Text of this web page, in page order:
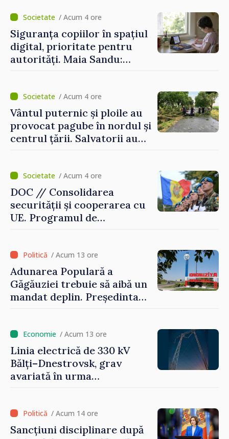
/ Acum 4 ore
Siguranța copiilor în spațiul
digital, prioritate pentru
autorități. Maia Sandu:
protejeze”/ Acum 4 ore
Vântul puternic și ploile au
provocat pagube în nordul și
centrul țării. Salvatorii au
/ Acum 4 ore
DOC // Consolidarea
securității și cooperarea cu
UE. Programul de
perioada 2024–2034,
publicat în Monitorul Oficial
/ Acum 13 ore
Adunarea Populară a
Găgăuziei trebuie să aibă un
mandat deplin. Președinta
/ Acum 13 ore
Linia electrică de 330 kV
Bălți–Dnestrovsk, grav
avariată în urma
/ Acum 14 ore
Sancțiuni disciplinare după